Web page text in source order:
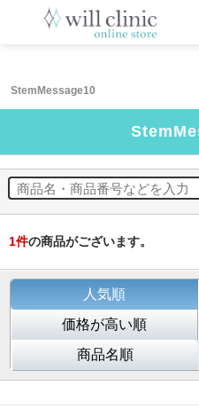
StemMessage10
1件の商品がございます。
人気順
価格が高い順
商品名順